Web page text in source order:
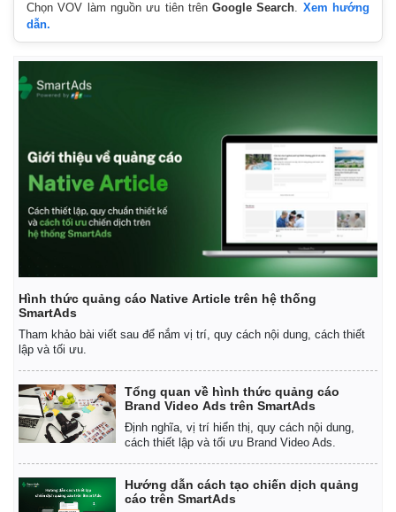
Chọn VOV làm nguồn ưu tiên trênGoogle Search. Xem hướng
dẫn.
Hình thức quảng cáo Native Article trên hệ thống
SmartAds
Tham khảo bài viết sau để nắm vị trí, quy cách nội dung, cách thiết
lập và tối ưu.
Tổng quan về hình thức quảng cáo
Brand Video Ads trên SmartAds
Định nghĩa, vị trí hiển thị, quy cách nội dung,
cách thiết lập và tối ưu Brand Video Ads.
Hướng dẫn cách tạo chiến dịch quảng
cáo trên SmartAds